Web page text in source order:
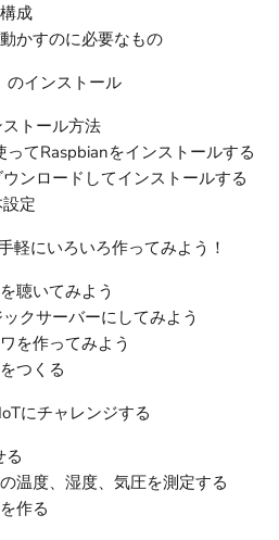
成
かすのに必要なもの
インストール
トール方法
てRaspbianをインストールする
ンロードしてインストールする
定
にいろいろ作ってみよう！
聴いてみよう
クサーバーにしてみよう
を作ってみよう
つくる
にチャレンジする
温度、湿度、気圧を測定する
作る